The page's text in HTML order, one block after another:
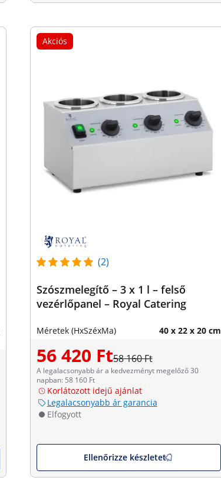
Akciós
(2)
Szószmelegítő – 3 x 1 l – felső
vezérlőpanel – Royal Catering
Méretek (HxSzéxMa) 40 x 22 x 20 cm
56 420 Ft58 160 Ft
A legalacsonyabb ár a kedvezményt megelőző 30
napban: 58 160 Ft
Korlátozott idejű ajánlat
Legalacsonyabb ár garancia
Elfogyott
Ellenőrizze készletet